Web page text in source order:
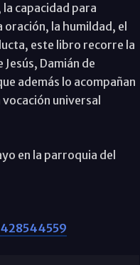
capacidad para
la humildad, el
este libro recorre la
Damián de
además lo acompañan
universal
en la parroquia del